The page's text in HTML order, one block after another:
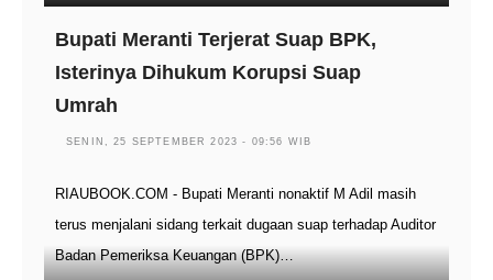
Bupati Meranti Terjerat Suap BPK,
Isterinya Dihukum Korupsi Suap
Umrah
SENIN, 25 SEPTEMBER 2023 - 09:56 WIB
RIAUBOOK.COM - Bupati Meranti nonaktif M Adil masih
terus menjalani sidang terkait dugaan suap terhadap Auditor
Badan Pemeriksa Keuangan (BPK)…